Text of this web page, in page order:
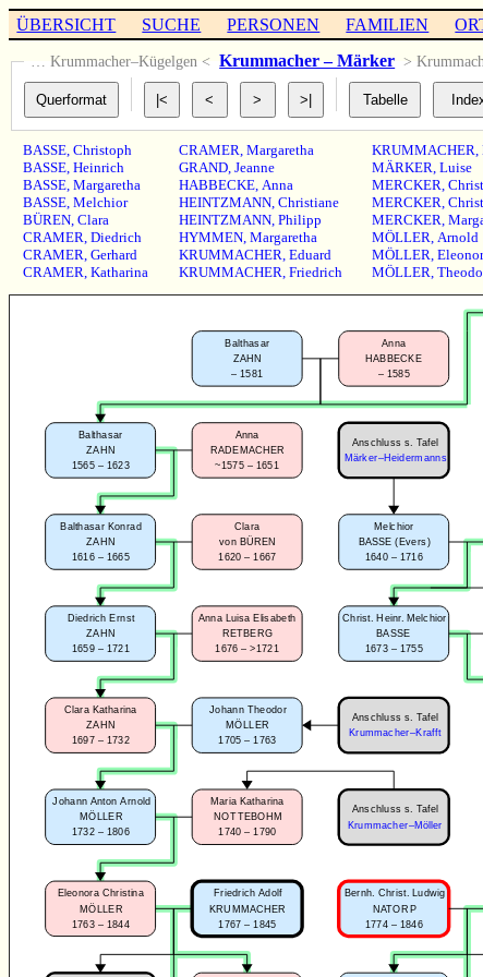
ÜBERSICHT SUCHE PERSONEN FAMILIEN
… Krummacher–Kügelgen < Krummacher – Märker >
BASSE,Christoph
BASSE,Heinrich
BASSE,Margaretha
BASSE,Melchior
BÜREN,Clara
CRAMER,Diedrich
CRAMER,Gerhard
CRAMER,Katharina
CRAMER, Margaretha
GRAND, Jeanne
HABBECKE, Anna
HEINTZMANN, Christiane
HEINTZMANN, Philipp
HYMMEN, Margaretha
KRUMMACHER, Eduard
KRUMMACHER, Friedrich
KRUMMACHER,
MÄRKER, Luise
MERCKER,
MERCKER,
MERCKER,
MÖLLER, Arnold
MÖLLER,
MÖLLER,
Friedrich Adolf
KRUMMACHER
1767 – 1845
Eleonora Christina
MÖLLER
1763 – 1844
Johann Anton Arnold
MÖLLER
1732 – 1806
Maria Katharina
NOTTEBOHM
1740 – 1790
Johann Theodor
MÖLLER
1705 – 1763
Clara Katharina
ZAHN
1697 – 1732
Diedrich Ernst
ZAHN
1659 – 1721
Anna Luisa Elisabeth
RETBERG
1676 – >1721
Balthasar Konrad
ZAHN
1616 – 1665
Clara
von BÜREN
1620 – 1667
Balthasar
ZAHN
1565 – 1623
Anna
RADEMACHER
~1575 – 1651
Balthasar
ZAHN
–1581
Anna
HABBECKE
– 1585
Melchior
BASSE (Evers)
1640 – 1716
Anschluss s. Tafel
Märker–Heidermanns
Bernh. Christ. Ludwig
NATORP
1774 – 1846
Christ. Heinr. Melchior
BASSE
1673 – 1755
Anschluss s. Tafel
Krummacher–Krafft
Anschluss s. Tafel
Krummacher–Möller